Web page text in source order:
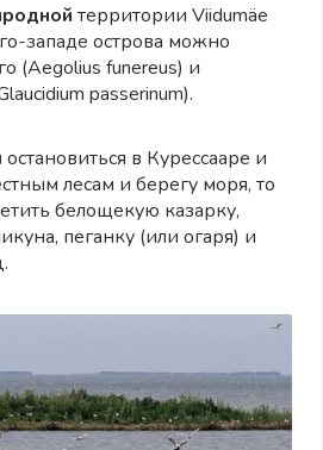
территории Viidumäe
западе острова можно
(Aegolius funereus) и
passerinum).
остановиться в Курессааре и
лесам и берегу моря, то
белощекую казарку,
пеганку (или огаря) и